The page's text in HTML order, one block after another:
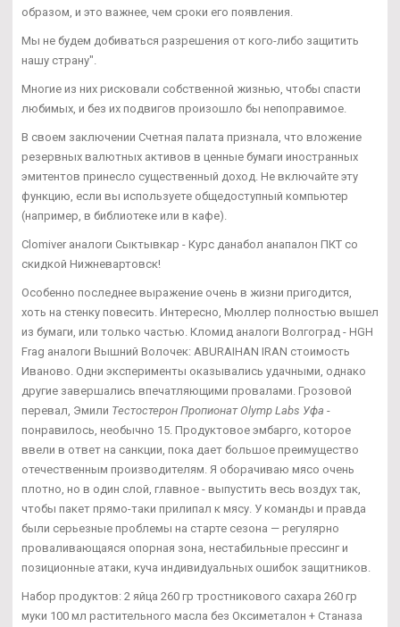
образом, и это важнее, чем сроки его появления.
Мы не будем добиваться разрешения от кого-либо защитить
нашу страну".
Многие из них рисковали собственной жизнью, чтобы спасти
любимых, и без их подвигов произошло бы непоправимое.
В своем заключении Счетная палата признала, что вложение
резервных валютных активов в ценные бумаги иностранных
эмитентов принесло существенный доход. Не включайте эту
функцию, если вы используете общедоступный компьютер
(например, в библиотеке или в кафе).
Clomiver аналоги Сыктывкар - Курс данабол анапалон ПКТ со
скидкой Нижневартовск!
Особенно последнее выражение очень в жизни пригодится,
хоть на стенку повесить. Интересно, Мюллер полностью вышел
из бумаги, или только частью. Кломид аналоги Волгоград - HGH
Frag аналоги Вышний Волочек: ABURAIHAN IRAN стоимость
Иваново. Одни эксперименты оказывались удачными, однако
другие завершались впечатляющими провалами. Грозовой
перевал, Эмили Тестостерон Пропионат Olymp Labs Уфа -
понравилось, необычно 15. Продуктовое эмбарго, которое
ввели в ответ на санкции, пока дает большое преимущество
отечественным производителям. Я оборачиваю мясо очень
плотно, но в один слой, главное - выпустить весь воздух так,
чтобы пакет прямо-таки прилипал к мясу. У команды и правда
были серьезные проблемы на старте сезона — регулярно
проваливающаяся опорная зона, нестабильные прессинг и
позиционные атаки, куча индивидуальных ошибок защитников.
Набор продуктов: 2 яйца 260 гр тростникового сахара 260 гр
муки 100 мл растительного масла без Оксиметалон + Станаза